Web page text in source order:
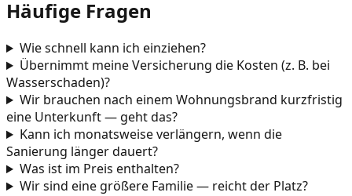
Häufige Fragen
Wie schnell kann ich einziehen?
Übernimmt meine Versicherung die Kosten (z. B. bei
Wasserschaden)?
Wir brauchen nach einem Wohnungsbrand kurzfristig
eine Unterkunft — geht das?
Kann ich monatsweise verlängern, wenn die
Sanierung länger dauert?
Was ist im Preis enthalten?
Wir sind eine größere Familie — reicht der Platz?